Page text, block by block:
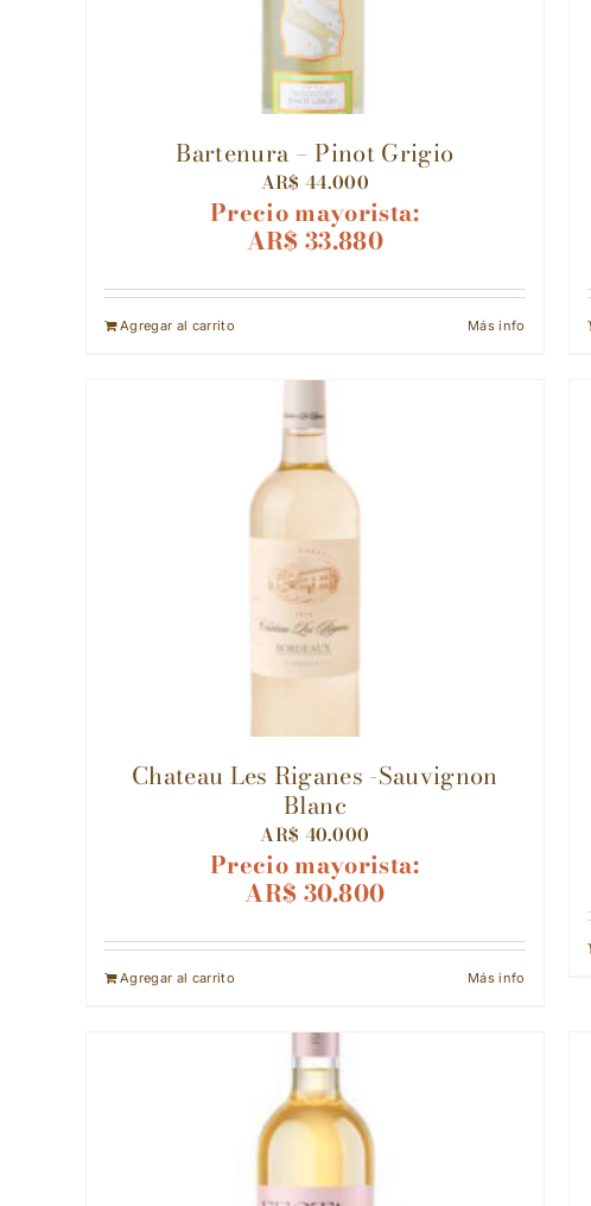
Bartenura – Pinot Grigio
AR$ 44.000
Precio mayorista:
AR$ 33.880
Agregar al carrito Más info
Chateau Les Riganes -Sauvignon
Blanc
AR$ 40.000
Precio mayorista:
AR$ 30.800
Agregar al carrito Más info